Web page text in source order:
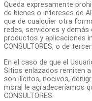
Queda expresamente
de bienes o intereses de
que de cualquier otra
redes, servidores y
productos y aplicaciones
CONSULTORES, o de
En el caso de que el
Sitios enlazados remiten
son ilícitos, nocivos,
moral le agradeceríamos
CONSULTORES.